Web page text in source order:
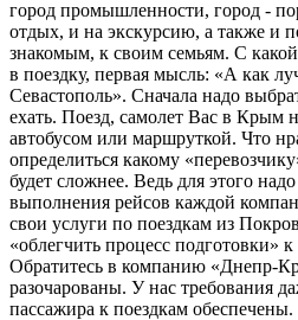
город промышленности, город -
отдых, и на экскурсию, а также и
знакомым, к своим семьям. С
в поездку, первая мысль: «А как
Севастополь». Сначала надо
ехать. Поезд, самолет Вас в Крым
автобусом или маршруткой. Что
определиться какому
будет сложнее. Ведь для этого
выполнения рейсов каждой
свои услуги по поездкам из
«облегчить процесс подготовки»
Обратитесь в компанию «Днепр-
разочарованы. У нас требования
пассажира к поездкам обеспечены.